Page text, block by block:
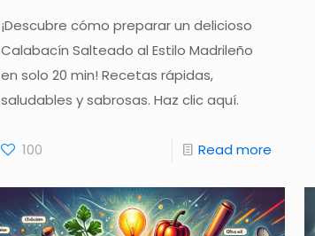
¡Descubre cómo preparar un delicioso
Calabacín Salteado al Estilo Madrileño
en solo 20 min! Recetas rápidas,
saludables y sabrosas. Haz clic aquí.
100 Read more